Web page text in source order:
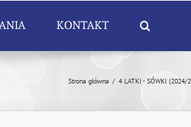
KONTAKT
Strona główna / 4 LATKI - SÓWKI (2024/